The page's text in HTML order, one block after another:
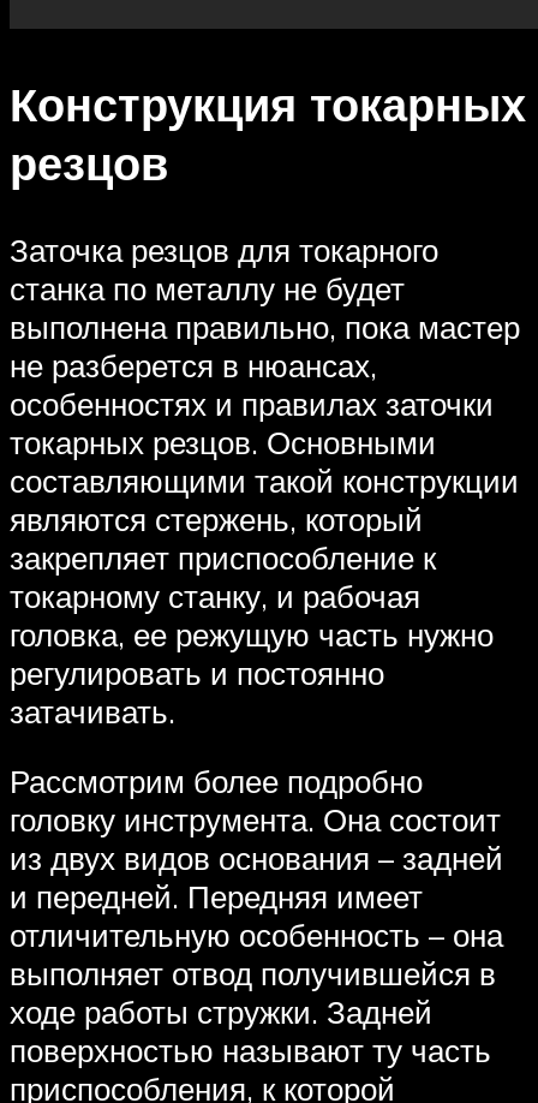
Конструкция токарных
резцов
Заточка резцов для токарного
станка по металлу не будет
выполнена правильно, пока мастер
не разберется в нюансах,
особенностях и правилах заточки
токарных резцов. Основными
составляющими такой конструкции
являются стержень, который
закрепляет приспособление к
токарному станку, и рабочая
головка, ее режущую часть нужно
регулировать и постоянно
затачивать.
Рассмотрим более подробно
головку инструмента. Она состоит
из двух видов основания – задней
и передней. Передняя имеет
отличительную особенность – она
выполняет отвод получившейся в
ходе работы стружки. Задней
поверхностью называют ту часть
приспособления, к которой